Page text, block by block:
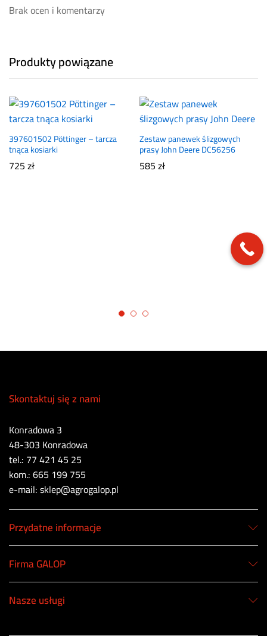
Brak ocen i komentarzy
Produkty powiązane
397601502 Pöttinger – tarcza
tnąca kosiarki
725zł
Zestaw panewek ślizgowych
prasy John Deere DC56256
585zł
Skontaktuj się z nami
Konradowa 3
48-303 Konradowa
tel.: 77 421 45 25
kom.: 665 199 755
e-mail: sklep@agrogalop.pl
Przydatne informacje
Firma GALOP
Nasze usługi